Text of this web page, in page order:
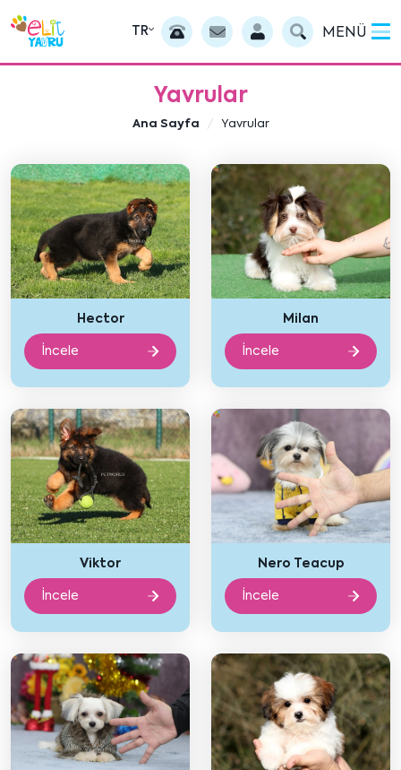
TR MENÜ
Yavrular
Ana Sayfa Yavrular
Hector
İncele
Milan
İncele
Viktor
İncele
Nero Teacup
İncele